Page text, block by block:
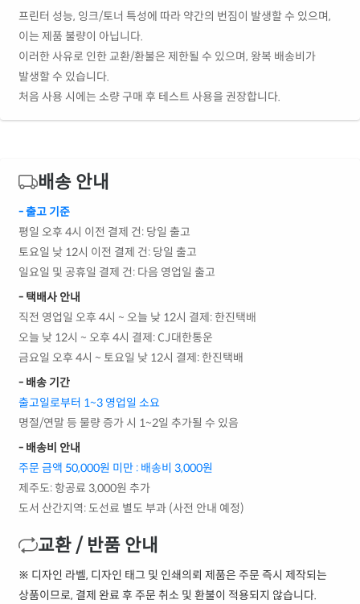
프린터 성능, 잉크/토너 특성에 따라 약간의 번짐이 발생할 수 있으며,
이는 제품 불량이 아닙니다.
이러한 사유로 인한 교환/환불은 제한될 수 있으며, 왕복 배송비가
발생할 수 있습니다.
처음 사용 시에는 소량 구매 후 테스트 사용을 권장합니다.
배송 안내
- 출고 기준
평일 오후 4시 이전 결제 건: 당일 출고
토요일 낮 12시 이전 결제 건: 당일 출고
일요일 및 공휴일 결제 건: 다음 영업일 출고
- 택배사 안내
직전 영업일 오후 4시 ~ 오늘 낮 12시 결제: 한진택배
오늘 낮 12시 ~ 오후 4시 결제: CJ대한통운
금요일 오후 4시 ~ 토요일 낮 12시 결제: 한진택배
- 배송 기간
출고일로부터 1~3 영업일 소요
명절/연말 등 물량 증가 시 1~2일 추가될 수 있음
- 배송비 안내
주문 금액 50,000원 미만 : 배송비 3,000원
제주도: 항공료 3,000원 추가
도서 산간지역: 도선료 별도 부과 (사전 안내 예정)
교환 / 반품 안내
※ 디자인 라벨, 디자인 태그 및 인쇄의뢰 제품은 주문 즉시 제작되는
상품이므로, 결제 완료 후 주문 취소 및 환불이 적용되지 않습니다.